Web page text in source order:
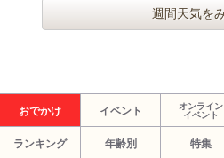
週間天気を
おでかけ イベント
オンライン
イベント
ランキング 年齢別 特集